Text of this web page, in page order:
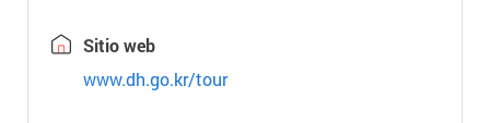
Sitio web
www.dh.go.kr/tour